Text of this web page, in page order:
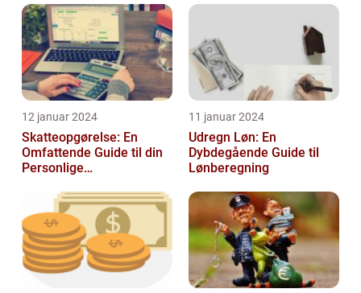
personlig ...
12 januar 2024
Skatteopgørelse: En
Omfattende Guide til din
Personlige
11 januar 2024
Udregn Løn: En
Dybdegående Guide til
Lønberegning